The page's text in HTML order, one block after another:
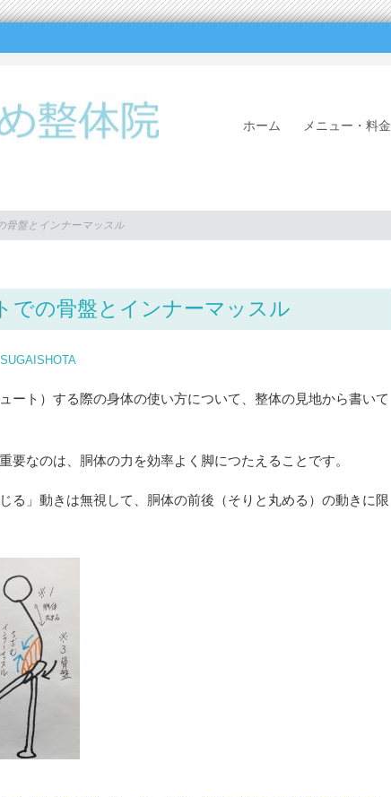
ホーム メニュー・料金
骨盤とインナーマッスル
での骨盤とインナーマッスル
SUGAISHOTA
ート）する際の身体の使い方について、整体の見地から書いて
要なのは、胴体の力を効率よく脚につたえることです。
る」動きは無視して、胴体の前後（そりと丸める）の動きに限